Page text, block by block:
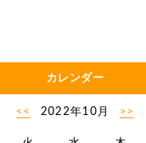
カレンダー
<< 2022年10月 >>